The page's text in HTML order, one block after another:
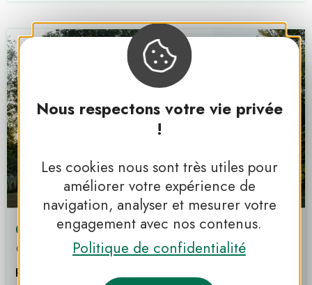
Nous respectons votre vie privée
!
Les cookies nous sont très utiles pour
améliorer votre expérience de
navigation, analyser et mesurer votre
engagement avec nos contenus.
Politique de confidentialité
Camping les Mesanges
Montsauche-les-Settons
PNR DU MORVAN